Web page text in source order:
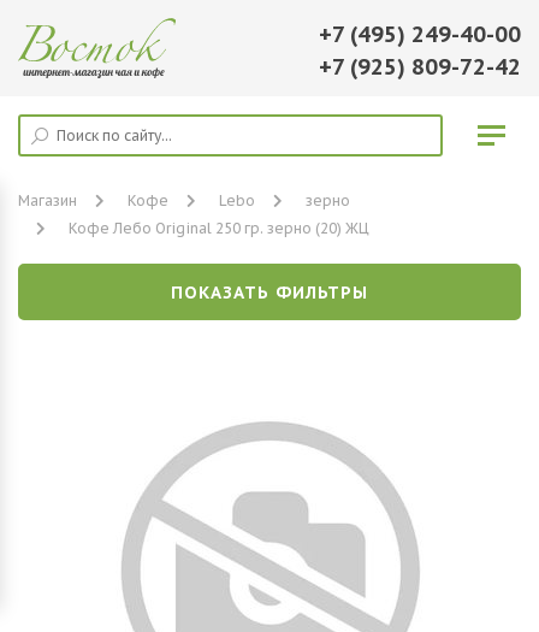
+7 (495) 249-40-00
+7 (925) 809-72-42
Магазин Кофе Lebo
зерно
Кофе Лебо Original 250 гр. зерно (20) ЖЦ
ПОКАЗАТЬ ФИЛЬТРЫ